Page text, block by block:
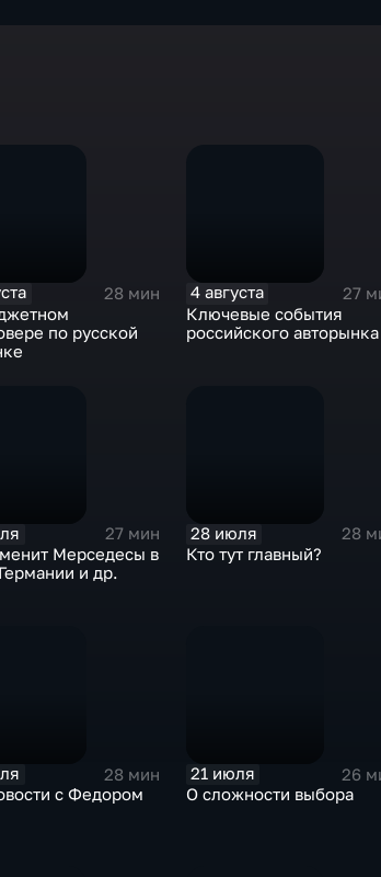
28 мин
по русской
4 августа
27
Ключевые события
российского авторынка
27 мин
Мерседесы в
и др.
28 июля
28
Кто тут главный?
28 мин
с Федором
21 июля
26
О сложности выбора